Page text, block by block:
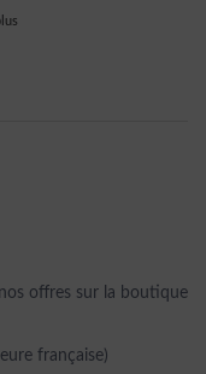
offres sur la boutique
française)